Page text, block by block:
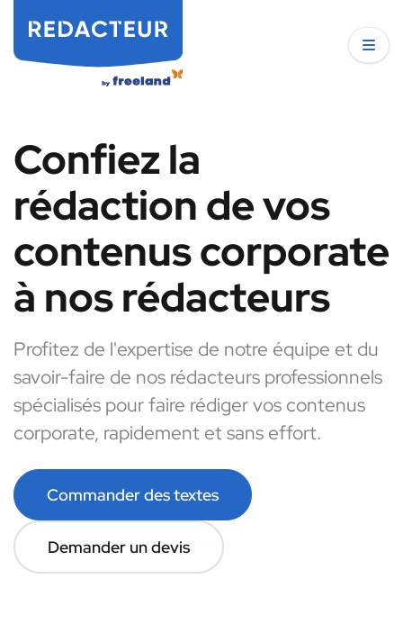
Confiez la
rédaction de vos
contenus corporate
à nos rédacteurs
Profitez de l'expertise de notre équipe et du
savoir-faire de nos rédacteurs professionnels
spécialisés pour faire rédiger vos contenus
corporate, rapidement et sans effort.
Commander des textes
Demander un devis